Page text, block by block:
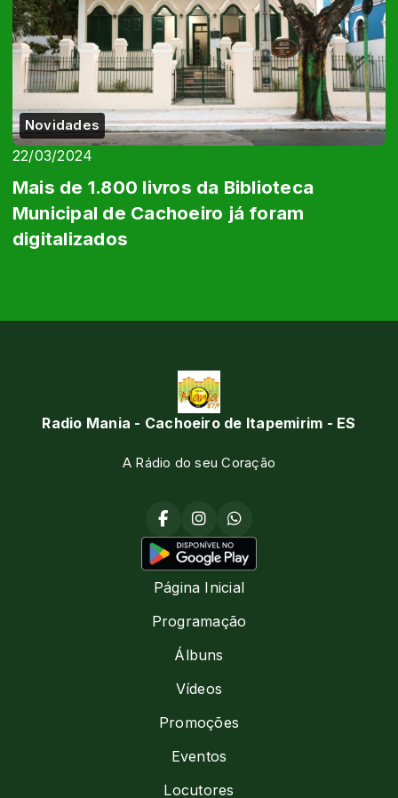
Novidades
22/03/2024
Mais de 1.800 livros da Biblioteca
Municipal de Cachoeiro já foram
digitalizados
Radio Mania - Cachoeiro de Itapemirim - ES
A Rádio do seu Coração
Página Inicial
Programação
Álbuns
Vídeos
Promoções
Eventos
Locutores